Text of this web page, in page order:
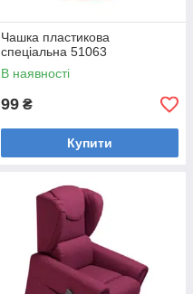
Чашка пластикова
спеціальна 51063
В наявності
99 ₴
Купити